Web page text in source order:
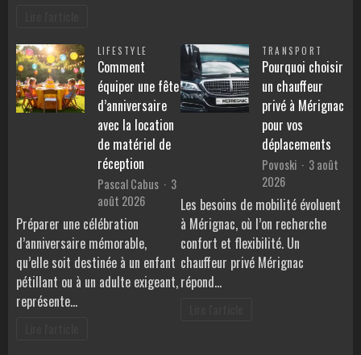
LIFESTYLE
Comment
équiper une fête
d’anniversaire
avec la location
de matériel de
réception
Pascal Cabus
3
août 2026
Préparer une célébration
d’anniversaire mémorable,
qu’elle soit destinée à un enfant
pétillant ou à un adulte exigeant,
représente…
TRANSPORT
Pourquoi choisir
un chauffeur
privé à Mérignac
pour vos
déplacements
Povoski
3 août
2026
Les besoins de mobilité évoluent
à Mérignac, où l’on recherche
confort et flexibilité. Un
chauffeur privé Mérignac
répond…